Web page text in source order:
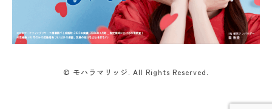
© モハラマリッジ. All Rights Reserved.